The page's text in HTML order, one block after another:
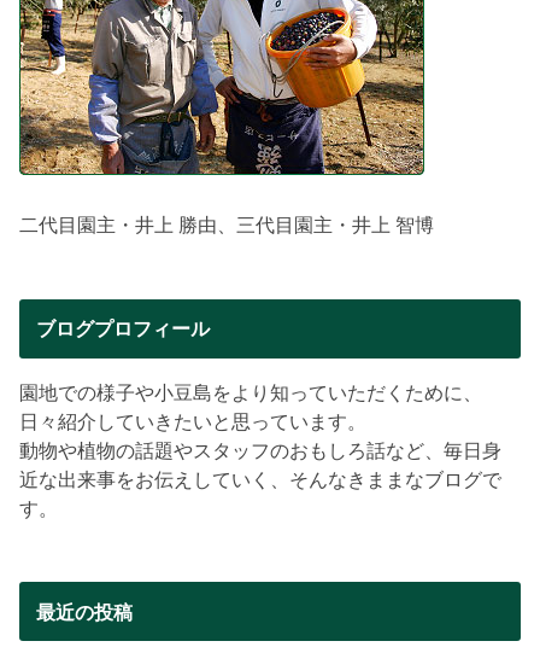
二代目園主・井上 勝由、三代目園主・井上 智博
ブログプロフィール
園地での様子や小豆島をより知っていただくために、
日々紹介していきたいと思っています。
動物や植物の話題やスタッフのおもしろ話など、毎日身
近な出来事をお伝えしていく、そんなきままなブログで
す。
最近の投稿